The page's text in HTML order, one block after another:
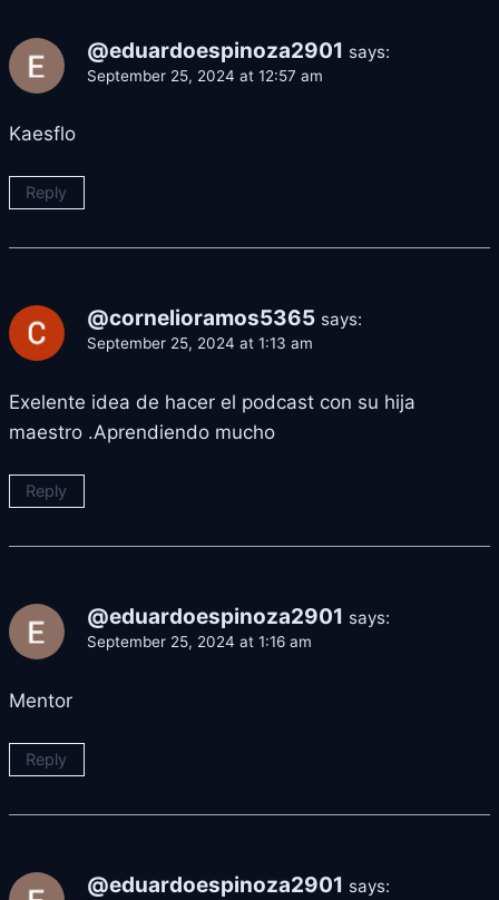
@eduardoespinoza2901 says:
September 25, 2024 at 12:57 am
Kaesflo
Reply
@cornelioramos5365 says:
September 25, 2024 at 1:13 am
Exelente idea de hacer el podcast con su hija
maestro .Aprendiendo mucho
Reply
@eduardoespinoza2901 says:
September 25, 2024 at 1:16 am
Mentor
Reply
@eduardoespinoza2901 says: